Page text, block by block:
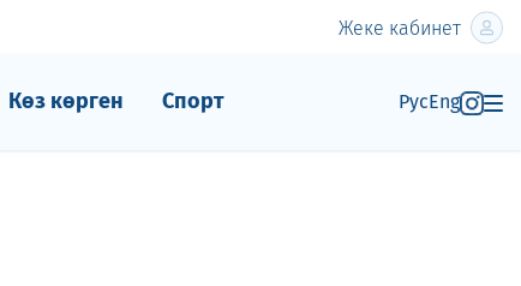
Жеке кабинет
Көз көрген Спорт РусEng